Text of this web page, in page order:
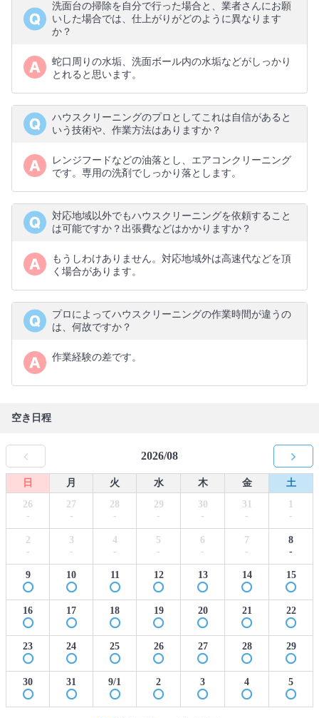
洗面台の掃除を自分で行った場合と、業者さんにお願
いした場合では、仕上がりがどのように異なります
か？
蛇口周りの水垢、洗面ボール内の水垢などがしっかり
とれると思います。
ハウスクリーニングのプロとしてこれは自信があると
いう技術や、作業方法はありますか？
レンジフードなどの油落とし、エアコンクリーニング
です。専用の洗剤でしっかり落とします。
対応地域以外でもハウスクリーニングを依頼すること
は可能ですか？出張費などはかかりますか？
もうしわけありません。対応地域外は高速代などを頂
く場合があります。
プロによってハウスクリーニングの作業時間が違うの
は、何故ですか？
作業経験の差です。
空き日程
2026/08
日 月 火 水 木 金
土
26
-
27
-
28
-
29
-
30
-
31
-
1
-
2
-
3
-
4
-
5
-
6
-
7
-
8
-
9 10 11 12 13 14 15
16 17 18 19 20 21 22
23 24 25 26 27 28 29
30 31 9/1 2 3 4 5